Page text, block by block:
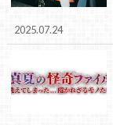
2025.07.24